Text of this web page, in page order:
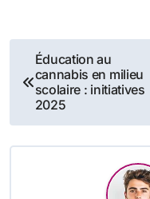
Navigation
de
l’article
Éducation au
cannabis en milieu
scolaire : initiatives
2025